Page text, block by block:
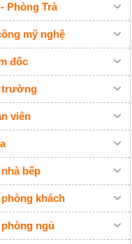
Phòng Trà
mỹ nghệ
đốc
trường
viên
bếp
khách
ngủ